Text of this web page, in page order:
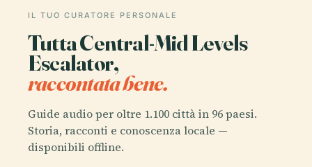
IL TUO CURATORE PERSONALE
Tutta Central-Mid Levels
Escalator,
raccontata bene.
Guide audio per oltre 1.100 città in 96 paesi.
Storia, racconti e conoscenza locale —
disponibili offline.